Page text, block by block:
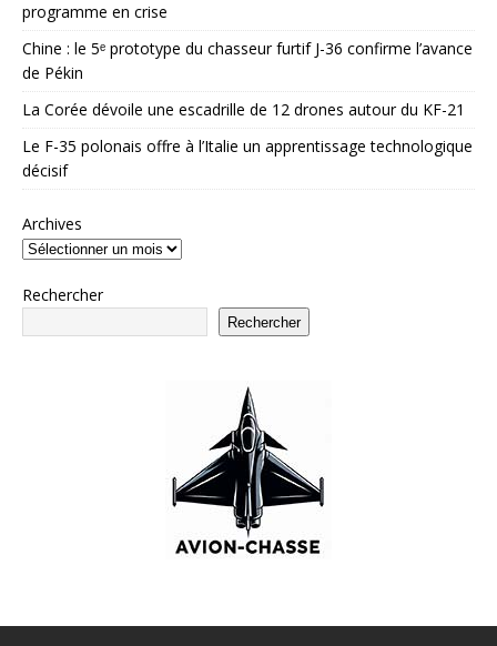
programme en crise
Chine : le 5ᵉ prototype du chasseur furtif J-36 confirme l’avance
de Pékin
La Corée dévoile une escadrille de 12 drones autour du KF-21
Le F-35 polonais offre à l’Italie un apprentissage technologique
décisif
Archives
Rechercher
Rechercher